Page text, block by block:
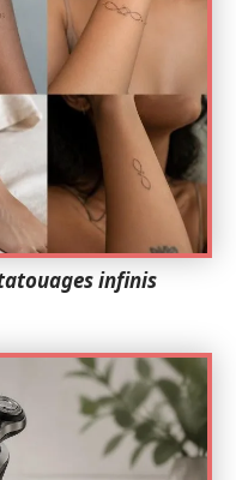
infinis